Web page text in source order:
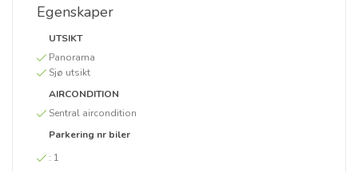
Egenskaper
UTSIKT
Panorama
Sjø utsikt
AIRCONDITION
Sentral aircondition
Parkering nr biler
: 1